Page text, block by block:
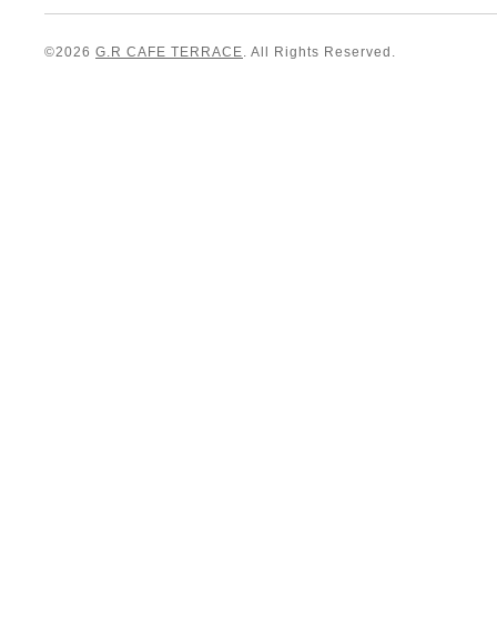
©2026 G.R CAFE TERRACE. All Rights Reserved.